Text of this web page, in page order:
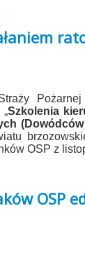
Szkolenia
(Dowódców
OSP z
OSP